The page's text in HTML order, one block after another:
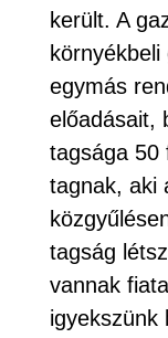
került. A
egymás
előadásait,
tagsága 50
tagnak, aki
tagság
vannak
igyekszünk